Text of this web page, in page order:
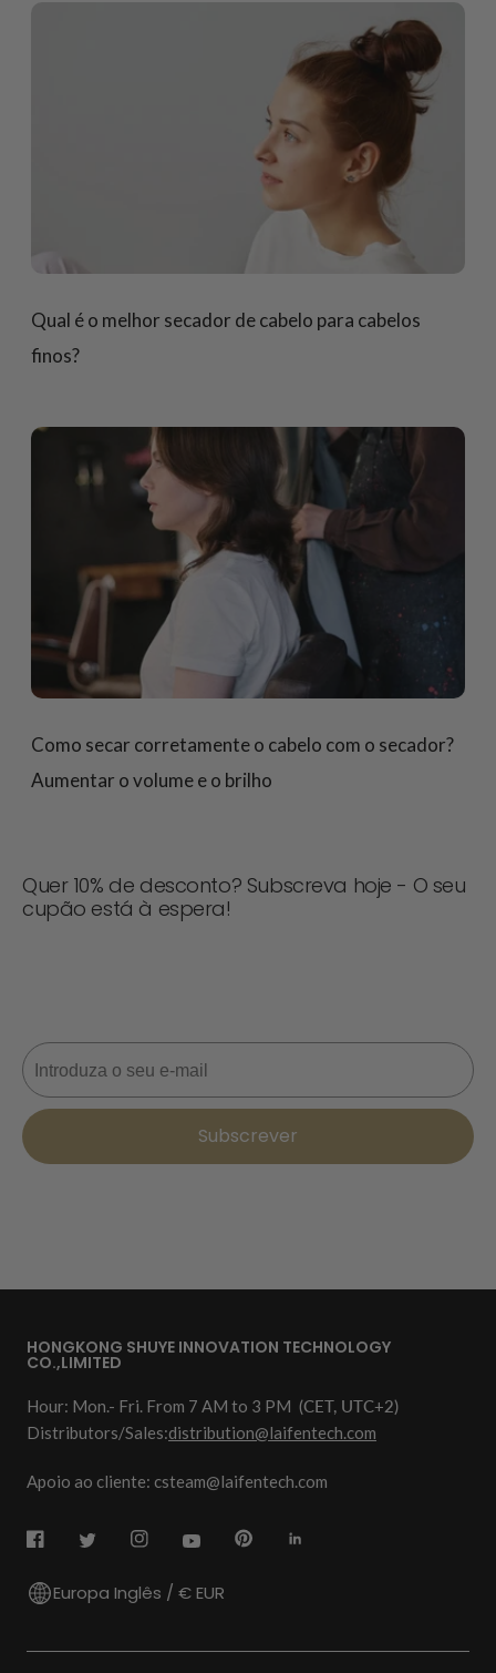
Qual é o melhor secador de cabelo para cabelos
finos?
Como secar corretamente o cabelo com o secador?
Aumentar o volume e o brilho
Quer 10% de desconto? Subscreva hoje - O seu
cupão está à espera!
Correio eletrónico
Subscrever
HONGKONG SHUYE INNOVATION TECHNOLOGY
CO.,LIMITED
Hour: Mon.- Fri. From 7 AM to 3 PM (CET, UTC+2)
Distributors/Sales:distribution@laifentech.com
Apoio ao cliente: csteam@laifentech.com
Europa Inglês / € EUR